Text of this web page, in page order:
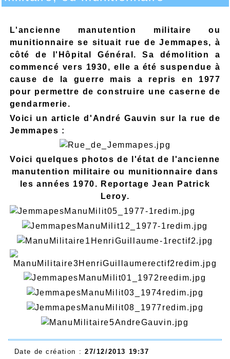
L'ancienne manutention militaire ou
munitionnaire se situait rue de Jemmapes, à
côté de l'Hôpital Général. Sa démolition a
commencé vers 1930, elle a été suspendue à
cause de la guerre mais a repris en 1977
pour permettre de construire une caserne de
gendarmerie.
Voici un article d'André Gauvin sur la rue de
Jemmapes :
Voici quelques photos de l'état de l'ancienne
manutention militaire ou munitionnaire dans
les années 1970. Reportage Jean Patrick
Leroy.
Date de création : 27/12/2013 19:37